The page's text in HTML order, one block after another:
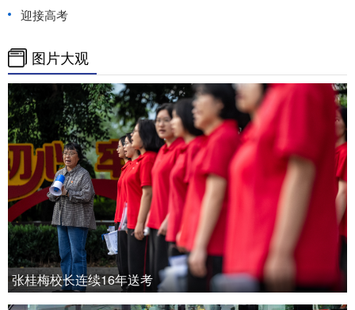
迎接高考
图片大观
张桂梅校长连续16年送考